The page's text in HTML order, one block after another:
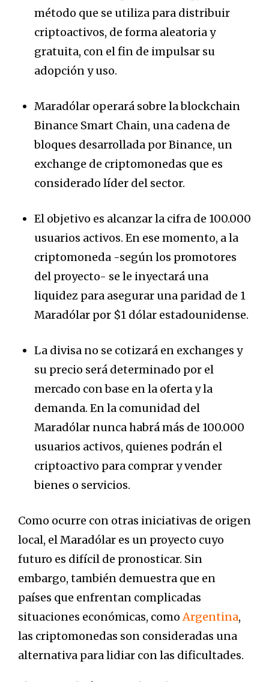
método que se utiliza para distribuir
criptoactivos, de forma aleatoria y
gratuita, con el fin de impulsar su
adopción y uso.
Maradólar operará sobre la blockchain
Binance Smart Chain, una cadena de
bloques desarrollada por Binance, un
exchange de criptomonedas que es
considerado líder del sector.
El objetivo es alcanzar la cifra de 100.000
usuarios activos. En ese momento, a la
criptomoneda -según los promotores
del proyecto- se le inyectará una
liquidez para asegurar una paridad de 1
Maradólar por $1 dólar estadounidense.
La divisa no se cotizará en exchanges y
su precio será determinado por el
mercado con base en la oferta y la
demanda. En la comunidad del
Maradólar nunca habrá más de 100.000
usuarios activos, quienes podrán el
criptoactivo para comprar y vender
bienes o servicios.
Como ocurre con otras iniciativas de origen
local, el Maradólar es un proyecto cuyo
futuro es difícil de pronosticar. Sin
embargo, también demuestra que en
países que enfrentan complicadas
situaciones económicas, comoArgentina,
las criptomonedas son consideradas una
alternativa para lidiar con las dificultades.